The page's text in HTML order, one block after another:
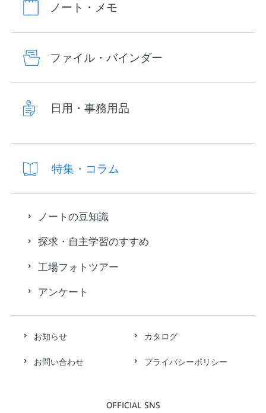
お知らせ カタログ
お問い合わせ プライバシーポリシー
OFFICIAL SNS
ノート・メモ
ファイル・バインダー
日用・事務用品
特集・コラム
ノートの豆知識
探求・自主学習のすすめ
工場フォトツアー
アンケート